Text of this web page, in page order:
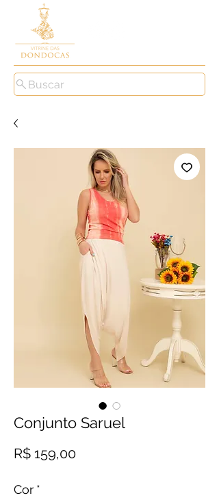
Buscar
Conjunto Saruel
R$ 159,00Preço
Cor *